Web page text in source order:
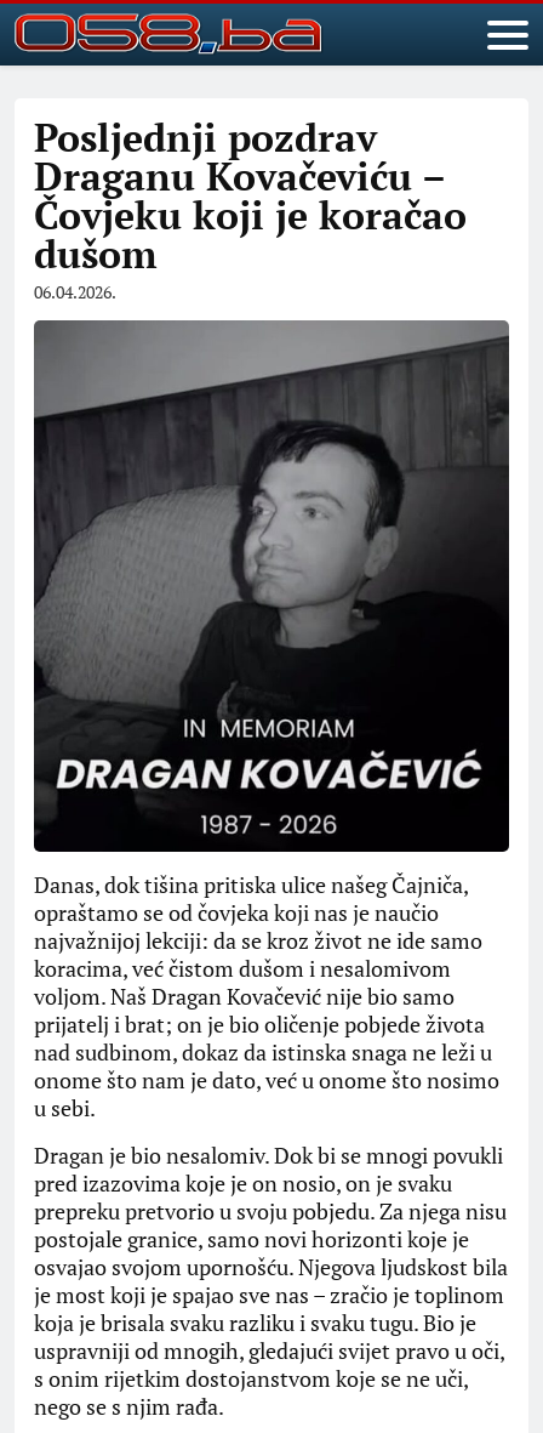
Posljednji pozdrav
Draganu Kovačeviću –
Čovjeku koji je koračao
dušom
06.04.2026.
Danas, dok tišina pritiska ulice našeg Čajniča,
opraštamo se od čovjeka koji nas je naučio
najvažnijoj lekciji: da se kroz život ne ide samo
koracima, već čistom dušom i nesalomivom
voljom. Naš Dragan Kovačević nije bio samo
prijatelj i brat; on je bio oličenje pobjede života
nad sudbinom, dokaz da istinska snaga ne leži u
onome što nam je dato, već u onome što nosimo
u sebi.
Dragan je bio nesalomiv. Dok bi se mnogi povukli
pred izazovima koje je on nosio, on je svaku
prepreku pretvorio u svoju pobjedu. Za njega nisu
postojale granice, samo novi horizonti koje je
osvajao svojom upornošću. Njegova ljudskost bila
je most koji je spajao sve nas – zračio je toplinom
koja je brisala svaku razliku i svaku tugu. Bio je
uspravniji od mnogih, gledajući svijet pravo u oči,
s onim rijetkim dostojanstvom koje se ne uči,
nego se s njim rađa.